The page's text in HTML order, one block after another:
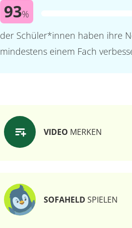
93%
der Schüler*innen haben ihre
mindestens einem Fach
VIDEO MERKEN
SOFAHELD SPIELEN